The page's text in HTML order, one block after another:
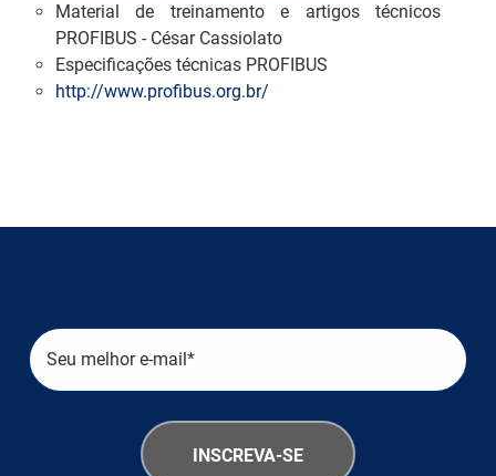
Material de treinamento e artigos técnicos
PROFIBUS - César Cassiolato
Especificações técnicas PROFIBUS
http://www.profibus.org.br/